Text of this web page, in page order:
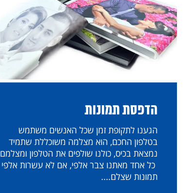
הדפסת תמונות
הגענו לתקופת זמן שכל האנשים משתמש
בטלפון החכם, הוא מצלמה משוכללת שתמיד
נמצאת בכיס, כולנו שולפים את הטלפון ומצלמם
כל אחד מאתנו צבר אלפי, אם לא עשרות אלפי
תמונות שצלם....